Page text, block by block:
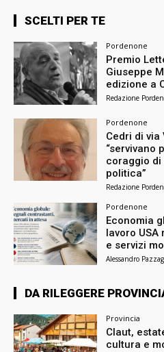
SCELTI PER TE
Pordenone
Premio
Giuseppe
edizione a
Redazione
Pordenone
Cedri di via
“servivano
coraggio di
politica”
Redazione
Pordenone
Economia
lavoro
e servizi
Alessandro
DA RILEGGERE
Provincia
Claut,
cultura e